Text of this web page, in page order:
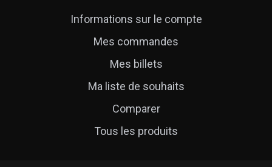
Informations sur le compte
Mes commandes
Mes billets
Ma liste de souhaits
Comparer
Tous les produits